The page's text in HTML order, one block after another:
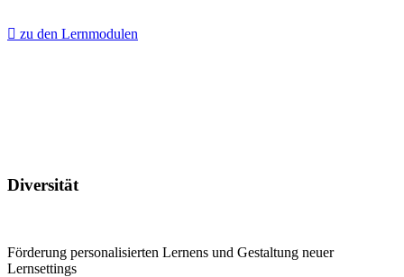
zu den Lernmodulen
Diversität
Förderung personalisierten Lernens und Gestaltung neuer
Lernsettings